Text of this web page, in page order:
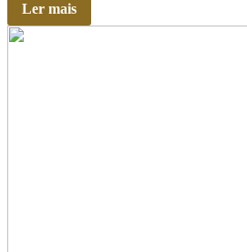
Ler mais